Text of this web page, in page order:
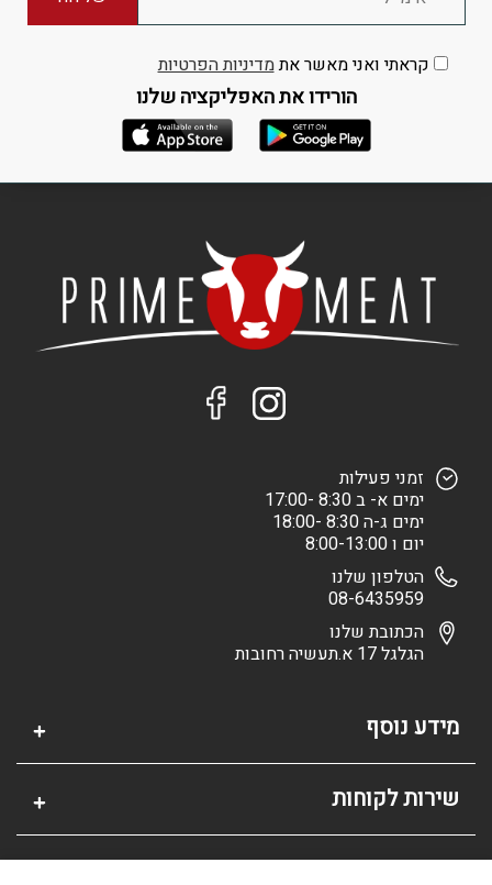
קראתי ואני מאשר אתמדיניות הפרטיות
הורידו את האפליקציה שלנו
זמני פעילות
ימים א- ב 8:30 -17:00
ימים ג-ה 8:30 -18:00
יום ו 8:00-13:00
הטלפון שלנו
08-6435959
הכתובת שלנו
הגלגל 17 א.תעשיה רחובות
מידע נוסף
שירות לקוחות
אזור אישי